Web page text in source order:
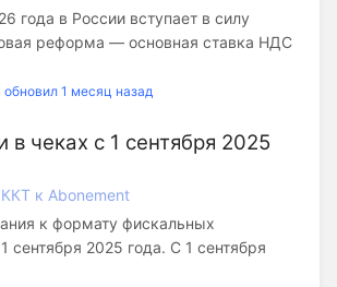
года в России вступает в силу
реформа — основная ставка НДС
1 месяц назад
в чеках с 1 сентября 2025
к Abonement
к формату фискальных
сентября 2025 года. С 1 сентября